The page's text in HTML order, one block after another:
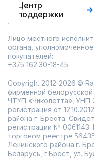
Центр
поддержки
Лицо местного
органа,
покупателей:
+375 162 30-18-45
Copyright 2012-2026 ©
фирменной
ЧТУП «Чиколетта», УНП
регистрация от
района г. Бреста.
регистрации №
торговом реестре
Ленинского района г.
Беларусь, г.Брест, ул.